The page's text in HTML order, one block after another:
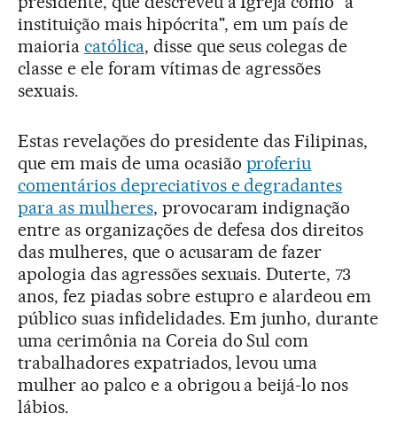
instituição mais hipócrita", em um país de
maioria católica, disse que seus colegas de
classe e ele foram vítimas de agressões
sexuais.
Estas revelações do presidente das Filipinas,
que em mais de uma ocasião proferiu
comentários depreciativos e degradantes
para as mulheres, provocaram indignação
entre as organizações de defesa dos direitos
das mulheres, que o acusaram de fazer
apologia das agressões sexuais. Duterte, 73
anos, fez piadas sobre estupro e alardeou em
público suas infidelidades. Em junho, durante
uma cerimônia na Coreia do Sul com
trabalhadores expatriados, levou uma
mulher ao palco e a obrigou a beijá-lo nos
lábios.